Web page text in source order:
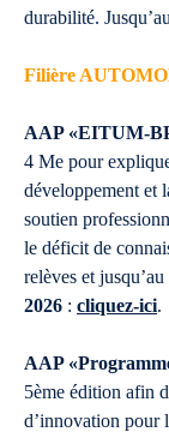
durabilité. Jusqu’au
Filière
AAP «EITUM-
4 Me pour
développement et
soutien
le déficit de
relèves et
2026 : cliquez-ici.
AAP
5ème édition afin
d’innovation pour